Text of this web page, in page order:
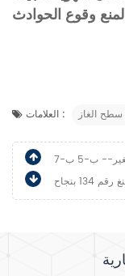
العلامات : الغاز
ب-5 ب-7
بنجاح